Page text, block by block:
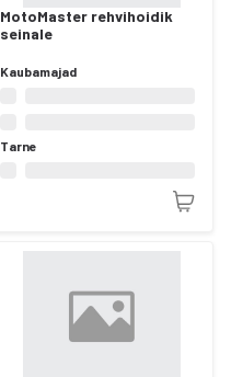
MotoMaster rehvihoidik
seinale
Kaubamajad
Tarne